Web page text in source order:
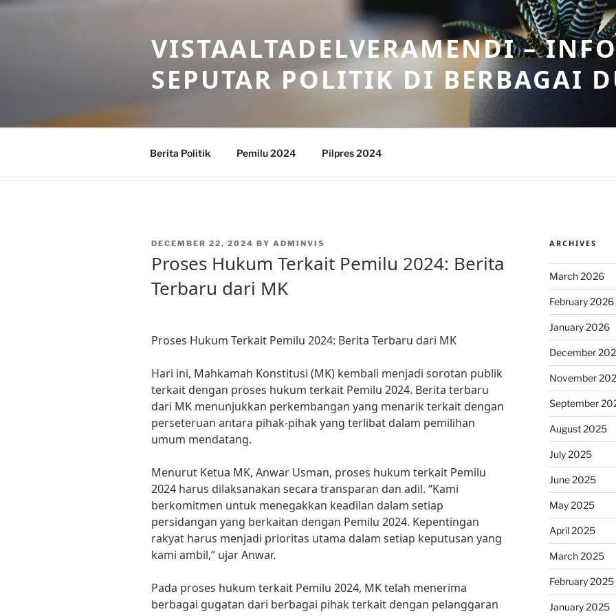
Skip
VISTAALTADELVERAMENDI –
SEPUTAR POLITIK DI BERBAGAI
Berita Politik Pemilu 2024 Pilpres 2024
POSTED
DECEMBER 22, 2024 BY ADMINVIS
Proses Hukum Terkait Pemilu 2024: Berita
Terbaru dari MK
Proses Hukum Terkait Pemilu 2024: Berita Terbaru dari MK
Hari ini, Mahkamah Konstitusi (MK) kembali menjadi sorotan publik
terkait dengan proses hukum terkait Pemilu 2024. Berita terbaru
dari MK menunjukkan perkembangan yang menarik terkait dengan
perseteruan antara pihak-pihak yang terlibat dalam pemilihan
umum mendatang.
Menurut Ketua MK, Anwar Usman, proses hukum terkait Pemilu
2024 harus dilaksanakan secara transparan dan adil. “Kami
berkomitmen untuk menegakkan keadilan dalam setiap
persidangan yang berkaitan dengan Pemilu 2024. Kepentingan
rakyat harus menjadi prioritas utama dalam setiap keputusan yang
kami ambil,” ujar Anwar.
Pada proses hukum terkait Pemilu 2024, MK telah menerima
berbagai gugatan dari berbagai pihak terkait dengan pelanggaran
ARCHIVES
March 2026
February 2026
January 2026
December
November
September
August 2025
July 2025
June 2025
May 2025
April 2025
March 2025
February 2025
January 2025